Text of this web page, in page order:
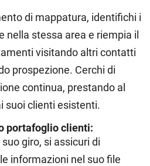
di mappatura, identifichi i
nella stessa area e riempia il
visitando altri contatti
prospezione. Cerchi di
continua, prestando al
suoi clienti esistenti.
portafoglio clienti:
giro, si assicuri di
informazioni nel suo file